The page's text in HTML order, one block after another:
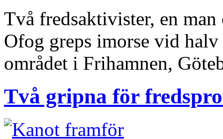
Två fredsaktivister, en
Ofog greps imorse vid halv
området i Frihamnen,
Två gripna för